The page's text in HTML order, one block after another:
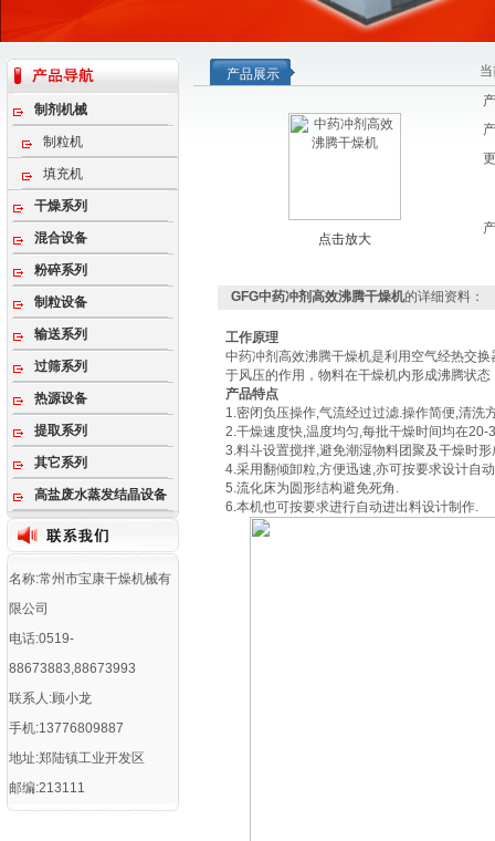
制剂机械
制粒机
填充机
干燥系列
混合设备
粉碎系列
制粒设备
输送系列
过筛系列
热源设备
提取系列
其它系列
高盐废水蒸发结晶设备
名称:常州市宝康干燥机械有
限公司
电话:0519-
88673883,88673993
联系人:顾小龙
手机:13776809887
地址:郑陆镇工业开发区
邮编:213111
产品展示
点击放大
GFG中药冲剂高效沸腾干燥机的详细资料：
工作原理
中药冲剂高效沸腾干燥机是利用空气经热交换
于风压的作用，物料在干燥机内形成沸腾状
产品特点
1.密闭负压操作,气流经过过滤.操作简便,清洗
2.干燥速度快,温度均匀,每批干燥时间均在20-
3.料斗设置搅拌,避免潮湿物料团聚及干燥时形
4.采用翻倾卸粒,方便迅速,亦可按要求设计自
5.流化床为圆形结构避免死角.
6.本机也可按要求进行自动进出料设计制作.